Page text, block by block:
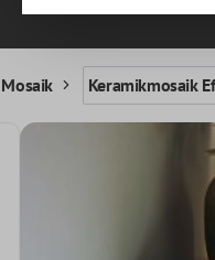
Keramikmosaik